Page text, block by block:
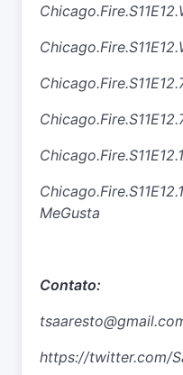
MeGusta
Contato:
https://twitter.com/